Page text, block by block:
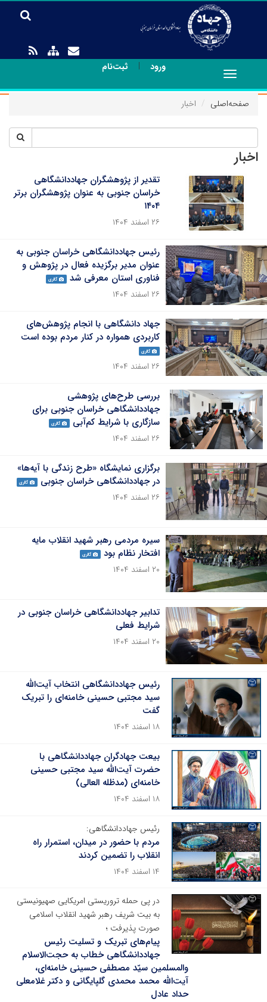
ورود | ثبت‌نام
Toggle
navigation
صفحه‌اصلی
اخبار
اخبار
تقدیر از پژوهشگران جهاددانشگاهی
خراسان جنوبی به عنوان پژوهشگران برتر
۱۴۰۴
۲۶ اسفند ۱۴۰۴
رئیس جهاددانشگاهی خراسان جنوبی به
عنوان مدیر برگزیده فعال در پژوهش و
فناوری استان معرفی شد
گالری
۲۶ اسفند ۱۴۰۴
جهاد دانشگاهی با انجام پژوهش‌های
کاربردی همواره در کنار مردم بوده است
گالری
۲۶ اسفند ۱۴۰۴
بررسی طرح‌های پژوهشی
جهاددانشگاهی خراسان جنوبی برای
سازگاری با شرایط کم‌آبی
گالری
۲۶ اسفند ۱۴۰۴
برگزاری نمایشگاه «طرح زندگی با آیه‌ها»
در جهاددانشگاهی خراسان جنوبی
گالری
۲۶ اسفند ۱۴۰۴
سیره مردمی رهبر شهید انقلاب مایه
افتخار نظام بود
گالری
۲۰ اسفند ۱۴۰۴
تدابیر جهاددانشگاهی خراسان جنوبی در
شرایط فعلی
۲۰ اسفند ۱۴۰۴
رئیس جهاددانشگاهی انتخاب آیت‌الله
سید مجتبی حسینی خامنه‌ای را تبریک
گفت
۱۸ اسفند ۱۴۰۴
بیعت جهادگران جهاددانشگاهی با
حضرت آیت‌الله سید مجتبی حسینی
خامنه‌ای (مدظله العالی)
۱۸ اسفند ۱۴۰۴
رئیس جهاددانشگاهی:
مردم با حضور در میدان، استمرار راه
انقلاب را تضمین کردند
۱۴ اسفند ۱۴۰۴
در پی حمله تروریستی امریکایی صهیونیستی
به بیت شریف رهبر شهید انقلاب اسلامی
صورت پذیرفت ؛
پیام‌های تبریک و تسلیت رئیس
جهاددانشگاهی خطاب به حجت‌الاسلام
والمسلمین سیّد مصطفی حسینی خامنه‌ای،
آیت‌الله محمد محمدی گلپایگانی و دکتر غلامعلی
حداد عادل